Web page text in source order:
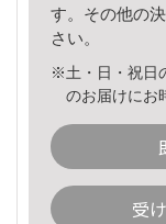
す。その他の
さい。
※土・日・祝日
のお届けにお
受